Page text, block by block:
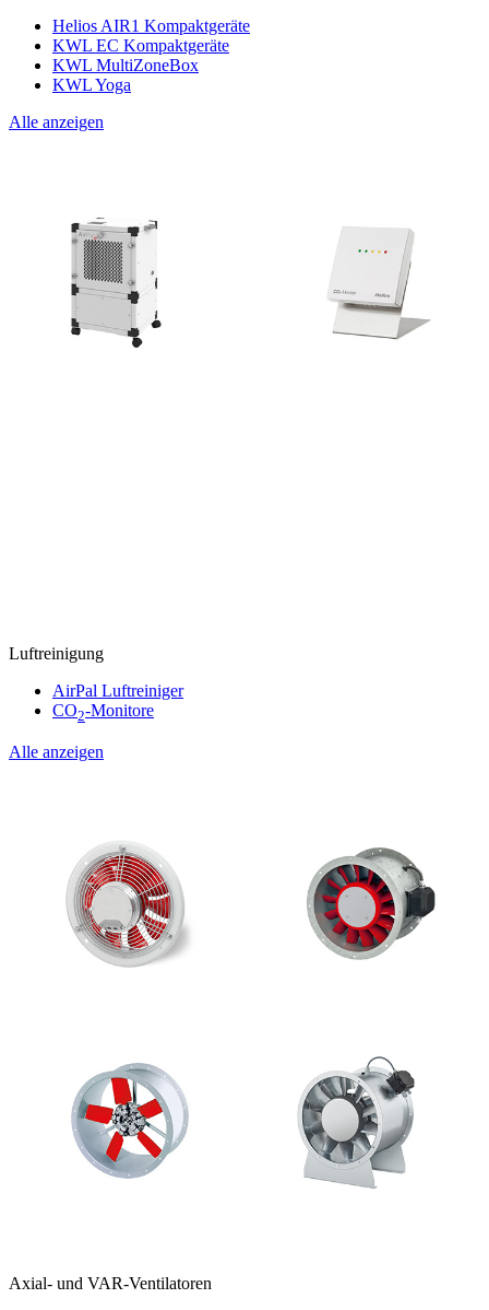
Helios AIR1 Kompaktgeräte
KWL EC Kompaktgeräte
KWL MultiZoneBox
KWL Yoga
Alle anzeigen
Luftreinigung
AirPal Luftreiniger
CO2-Monitore
Alle anzeigen
Axial- und VAR-Ventilatoren